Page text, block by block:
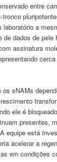
entre
laboratório a
de dados de pele
assinatura
os sNAMs
ele é
presentes,
equipe está
acelerar a
em condições